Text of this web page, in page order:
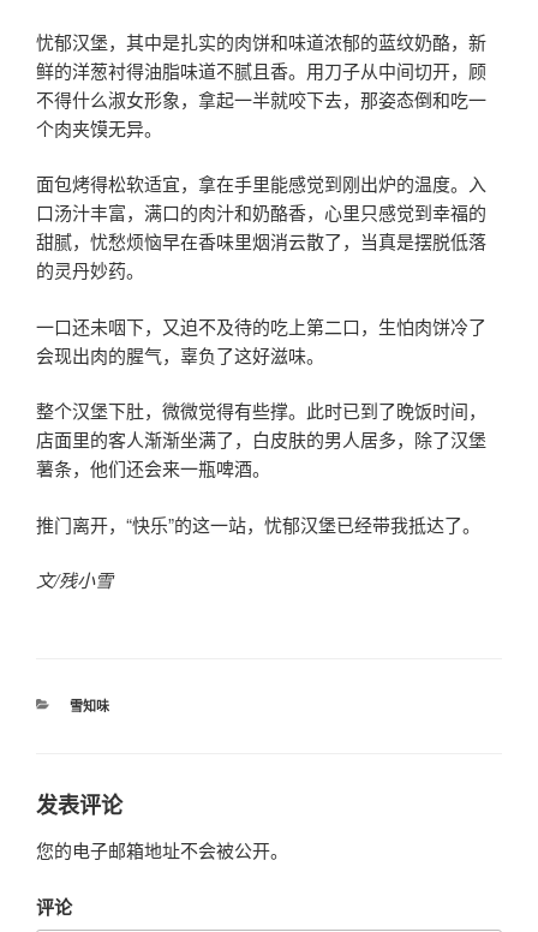
忧郁汉堡，其中是扎实的肉饼和味道浓郁的蓝纹奶酪，新
鲜的洋葱衬得油脂味道不腻且香。用刀子从中间切开，顾
不得什么淑女形象，拿起一半就咬下去，那姿态倒和吃一
个肉夹馍无异。
面包烤得松软适宜，拿在手里能感觉到刚出炉的温度。入
口汤汁丰富，满口的肉汁和奶酪香，心里只感觉到幸福的
甜腻，忧愁烦恼早在香味里烟消云散了，当真是摆脱低落
的灵丹妙药。
一口还未咽下，又迫不及待的吃上第二口，生怕肉饼冷了
会现出肉的腥气，辜负了这好滋味。
整个汉堡下肚，微微觉得有些撑。此时已到了晚饭时间，
店面里的客人渐渐坐满了，白皮肤的男人居多，除了汉堡
薯条，他们还会来一瓶啤酒。
推门离开，“快乐”的这一站，忧郁汉堡已经带我抵达了。
文/残小雪
分
雪知味
发表评论
您的电子邮箱地址不会被公开。
评论